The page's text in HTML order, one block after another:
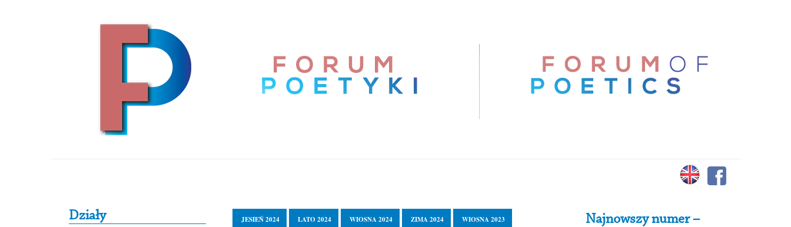
Primary Sidebar
Działy JESIEŃ 2024 LATO 2024 WIOSNA 2024 ZIMA 2024 WIOSNA 2023 Secondary Sidebar
Najnowszy numer –